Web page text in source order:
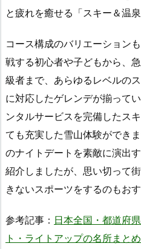
と疲れを癒せる「スキー＆温
コース構成のバリエーション
戦する初心者や子どもから、
級者まで、あらゆるレベルの
に対応したゲレンデが揃って
ンタルサービスを完備したス
ても充実した雪山体験ができ
のナイトデートを素敵に演出
紹介しましたが、思い切って
きないスポーツをするのもおす
参考記事： 日本全国・都道府
ト・ライトアップの名所ま